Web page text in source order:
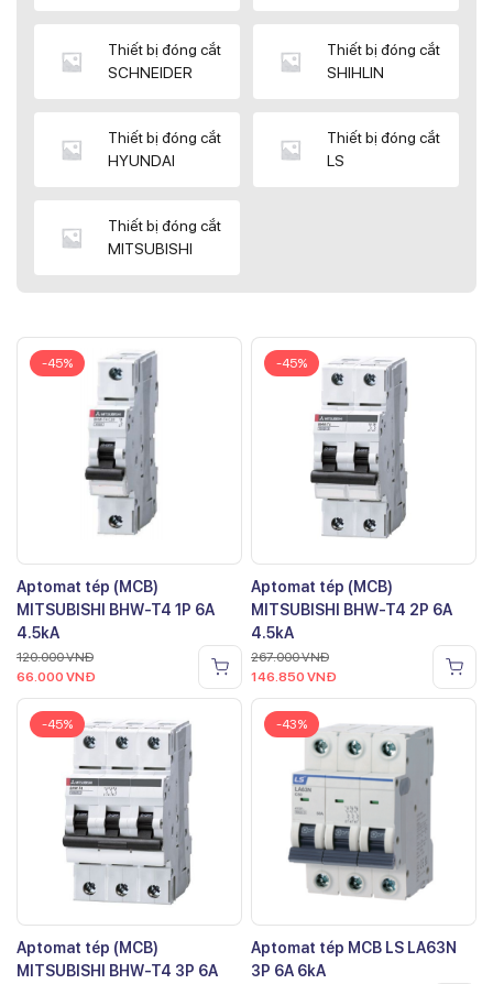
Thiết bị đóng cắt
SCHNEIDER
Thiết bị đóng cắt
SHIHLIN
Thiết bị đóng cắt
HYUNDAI
Thiết bị đóng cắt
LS
Thiết bị đóng cắt
MITSUBISHI
-45%
Aptomat tép (MCB)
MITSUBISHI BHW-T4 1P 6A
4.5kA
120.000VNĐ
66.000 VNĐ
-45%
Aptomat tép (MCB)
MITSUBISHI BHW-T4 2P 6A
4.5kA
267.000VNĐ
146.850 VNĐ
-45%
Aptomat tép (MCB)
MITSUBISHI BHW-T4 3P 6A
-43%
Aptomat tép MCB LS LA63N
3P 6A 6kA